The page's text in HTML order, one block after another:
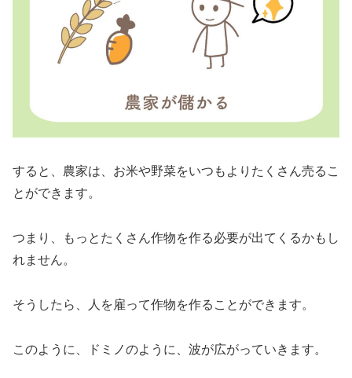
すると、農家は、お米や野菜をいつもよりたくさん売るこ
とができます。
つまり、もっとたくさん作物を作る必要が出てくるかもし
れません。
そうしたら、人を雇って作物を作ることができます。
このように、ドミノのように、波が広がっていきます。